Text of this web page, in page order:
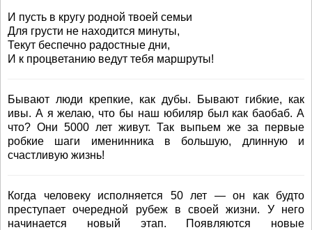
И пусть в кругу родной твоей семьи
Для грусти не находится минуты,
Текут беспечно радостные дни,
И к процветанию ведут тебя маршруты!
Бывают люди крепкие, как дубы. Бывают гибкие, как
ивы. А я желаю, что бы наш юбиляр был как баобаб. А
что? Они 5000 лет живут. Так выпьем же за первые
робкие шаги именинника в большую, длинную и
счастливую жизнь!
Когда человеку исполняется 50 лет — он как будто
преступает очередной рубеж в своей жизни. У него
начинается новый этап. Появляются новые